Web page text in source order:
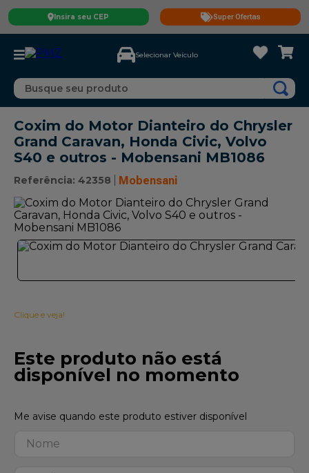
Insira seu CEP Super Ofertas
Selecionar Veículo
Busque seu produto
Coxim do Motor Dianteiro do Chrysler
Grand Caravan, Honda Civic, Volvo
S40 e outros - Mobensani MB1086
Referência: 42358 Mobensani
Clique e veja!
Este produto não está
disponível no momento